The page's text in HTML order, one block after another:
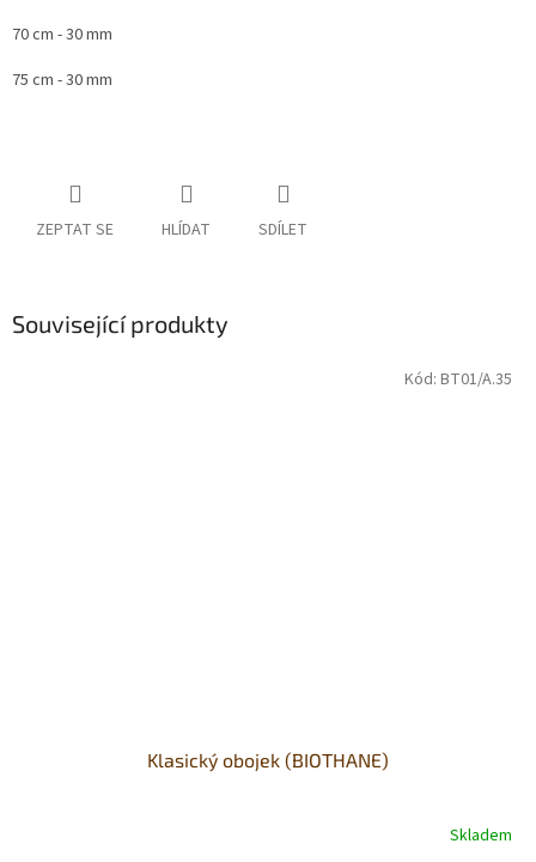
70 cm - 30 mm
75 cm - 30 mm
ZEPTAT SE HLÍDAT SDÍLET
Související produkty
Klasický obojek (BIOTHANE)
Skladem
Kód: BT01/A.35